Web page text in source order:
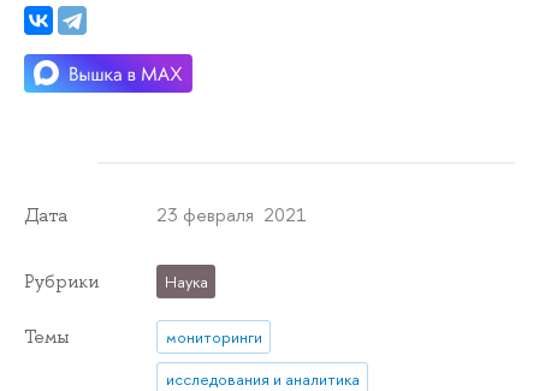
Дата 23 февраля 2021
Рубрики Наука
Темы
мониторинги
исследования и аналитика